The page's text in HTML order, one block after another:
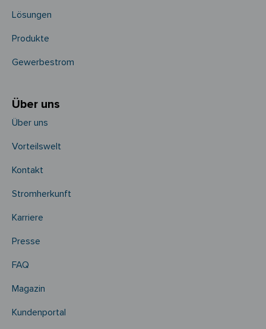
Lösungen
Produkte
Gewerbestrom
Über uns
Über uns
Vorteilswelt
Kontakt
Stromherkunft
Karriere
Presse
FAQ
Magazin
Kundenportal